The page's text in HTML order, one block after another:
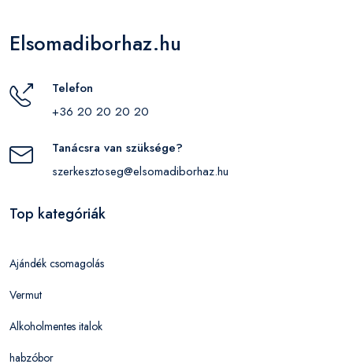
Elsomadiborhaz.hu
Telefon
+36 20 20 20 20
Tanácsra van szüksége?
szerkesztoseg@elsomadiborhaz.hu
Top kategóriák
Ajándék csomagolás
Vermut
Alkoholmentes italok
habzóbor